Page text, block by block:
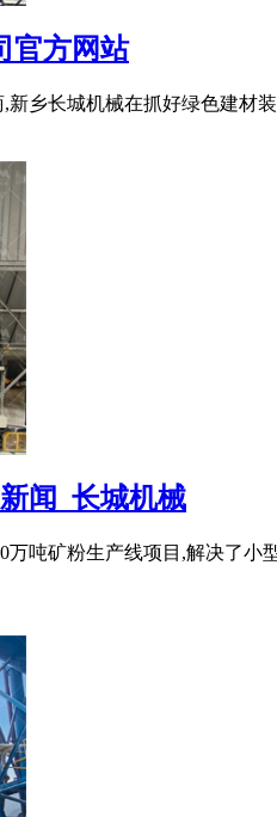
官方网站
乡长城机械在抓好绿色建
闻_长城机械
吨矿粉生产线项目,解决了